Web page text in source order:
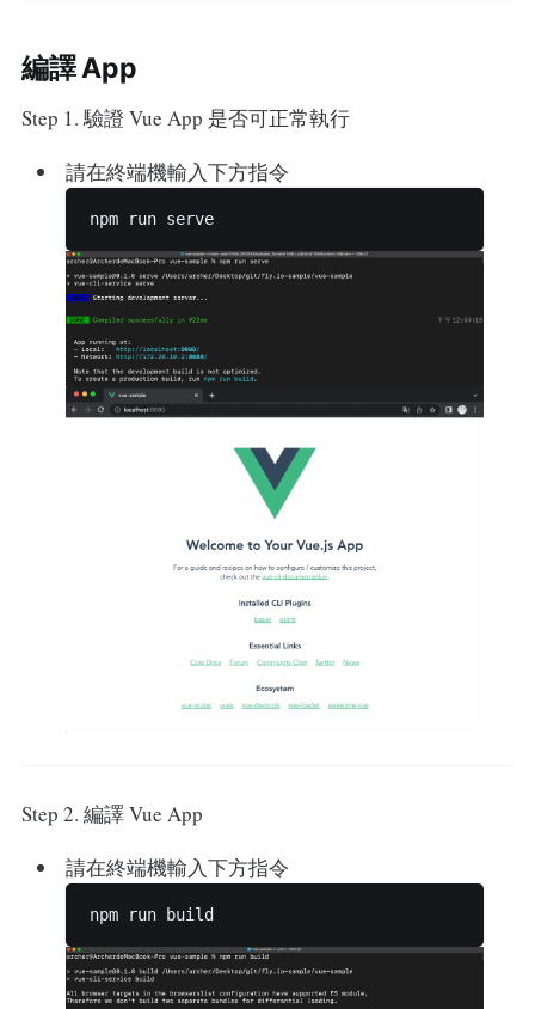
編譯 App
Step 1. 驗證 Vue App 是否可正常執行
請在終端機輸入下方指令
Step 2. 編譯 Vue App
請在終端機輸入下方指令